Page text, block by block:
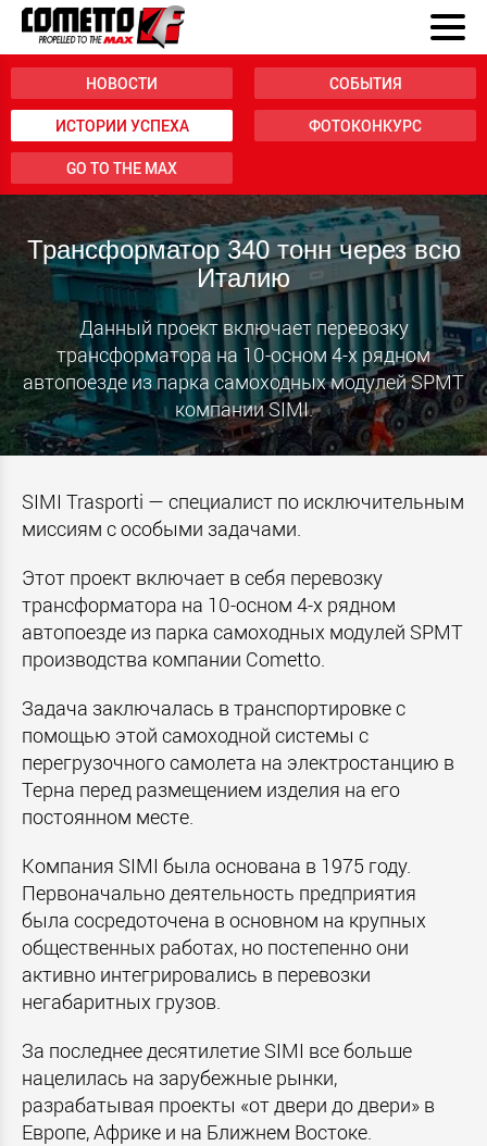
НОВОСТИ СОБЫТИЯ
ИСТОРИИ УСПЕХА ФОТОКОНКУРС
GO TO THE MAX
Трансформатор 340 тонн через всю
Италию
Данный проект включает перевозку
трансформатора на 10-осном 4-х рядном
автопоезде из парка самоходных модулей SPMT
компании SIMI.
SIMI Trasporti — специалист по исключительным
миссиям с особыми задачами.
Этот проект включает в себя перевозку
трансформатора на 10-осном 4-х рядном
автопоезде из парка самоходных модулей SPMT
производства компании Cometto.
Задача заключалась в транспортировке с
помощью этой самоходной системы с
перегрузочного самолета на электростанцию в
Терна ​​перед размещением изделия на его
постоянном месте.
Компания SIMI была основана в 1975 году.
Первоначально деятельность предприятия
была сосредоточена в основном на крупных
общественных работах, но постепенно они
активно интегрировались в перевозки
негабаритных грузов.
За последнее десятилетие SIMI все больше
нацелилась на зарубежные рынки,
разрабатывая проекты «от двери до двери» в
Европе, Африке и на Ближнем Востоке.